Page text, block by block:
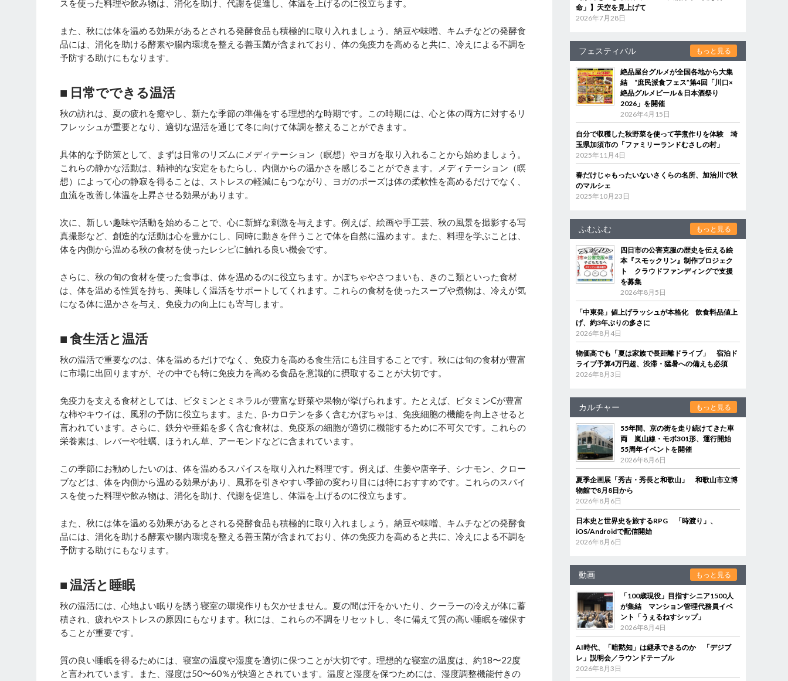
スを使った料理や飲み物は、消化を助け、代謝を促進し、体温を上げるのに役立ちます。
また、秋には体を温める効果があるとされる発酵食品も積極的に取り入れましょう。納豆や味噌、キムチなどの発酵食
品には、消化を助ける酵素や腸内環境を整える善玉菌が含まれており、体の免疫力を高めると共に、冷えによる不調を
予防する助けにもなります。
■ 日常でできる温活
秋の訪れは、夏の疲れを癒やし、新たな季節の準備をする理想的な時期です。この時期には、心と体の両方に対するリ
フレッシュが重要となり、適切な温活を通じて冬に向けて体調を整えることができます。
具体的な予防策として、まずは日常のリズムにメディテーション（瞑想）やヨガを取り入れることから始めましょう。
これらの静かな活動は、精神的な安定をもたらし、内側からの温かさを感じることができます。メディテーション（瞑
想）によって心の静寂を得ることは、ストレスの軽減にもつながり、ヨガのポーズは体の柔軟性を高めるだけでなく、
血流を改善し体温を上昇させる効果があります。
次に、新しい趣味や活動を始めることで、心に新鮮な刺激を与えます。例えば、絵画や手工芸、秋の風景を撮影する写
真撮影など、創造的な活動は心を豊かにし、同時に動きを伴うことで体を自然に温めます。また、料理を学ぶことは、
体を内側から温める秋の食材を使ったレシピに触れる良い機会です。
さらに、秋の旬の食材を使った食事は、体を温めるのに役立ちます。かぼちゃやさつまいも、きのこ類といった食材
は、体を温める性質を持ち、美味しく温活をサポートしてくれます。これらの食材を使ったスープや煮物は、冷えが気
になる体に温かさを与え、免疫力の向上にも寄与します。
■ 食生活と温活
秋の温活で重要なのは、体を温めるだけでなく、免疫力を高める食生活にも注目することです。秋には旬の食材が豊富
に市場に出回りますが、その中でも特に免疫力を高める食品を意識的に摂取することが大切です。
免疫力を支える食材としては、ビタミンとミネラルが豊富な野菜や果物が挙げられます。たとえば、ビタミンCが豊富
な柿やキウイは、風邪の予防に役立ちます。また、β-カロテンを多く含むかぼちゃは、免疫細胞の機能を向上させると
言われています。さらに、鉄分や亜鉛を多く含む食材は、免疫系の細胞が適切に機能するために不可欠です。これらの
栄養素は、レバーや牡蠣、ほうれん草、アーモンドなどに含まれています。
この季節にお勧めしたいのは、体を温めるスパイスを取り入れた料理です。例えば、生姜や唐辛子、シナモン、クロー
ブなどは、体を内側から温める効果があり、風邪を引きやすい季節の変わり目には特におすすめです。これらのスパイ
スを使った料理や飲み物は、消化を助け、代謝を促進し、体温を上げるのに役立ちます。
また、秋には体を温める効果があるとされる発酵食品も積極的に取り入れましょう。納豆や味噌、キムチなどの発酵食
品には、消化を助ける酵素や腸内環境を整える善玉菌が含まれており、体の免疫力を高めると共に、冷えによる不調を
予防する助けにもなります。
■ 温活と睡眠
秋の温活には、心地よい眠りを誘う寝室の環境作りも欠かせません。夏の間は汗をかいたり、クーラーの冷えが体に蓄
積され、疲れやストレスの原因にもなります。秋には、これらの不調をリセットし、冬に備えて質の高い睡眠を確保す
ることが重要です。
質の良い睡眠を得るためには、寝室の温度や湿度を適切に保つことが大切です。理想的な寝室の温度は、約18〜22度
と言われています。また、湿度は50〜60％が快適とされています。温度と湿度を保つためには、湿度調整機能付きの
命」】天空を見上げて
2026年7月28日
フェスティバル もっと見る
絶品屋台グルメが全国各地から大集
結 “庶民派食フェス”第4回「川口×
絶品グルメビール＆日本酒祭り
2026」を開催
2026年4月15日
自分で収穫した秋野菜を使って芋煮作りを体験 埼
玉県加須市の「ファミリーランドむさしの村」
2025年11月4日
春だけじゃもったいないさくらの名所、加治川で秋
のマルシェ
2025年10月23日
ふむふむ もっと見る
四日市の公害克服の歴史を伝える絵
本『スモックリン』制作プロジェク
ト クラウドファンディングで支援
を募集
2026年8月5日
「中東発」値上げラッシュが本格化 飲食料品値上
げ、約3年ぶりの多さに
2026年8月4日
物価高でも「夏は家族で長距離ドライブ」 宿泊ド
ライブ予算4万円超、渋滞・猛暑への備えも必須
2026年8月3日
カルチャー もっと見る
55年間、京の街を走り続けてきた車
両 嵐山線・モボ301形、運行開始
55周年イベントを開催
2026年8月6日
夏季企画展「秀吉・秀長と和歌山」 和歌山市立博
物館で8月8日から
2026年8月6日
日本史と世界史を旅するRPG 「時渡り」、
iOS/Androidで配信開始
2026年8月6日
動画 もっと見る
「100歳現役」目指すシニア1500人
が集結 マンション管理代務員イベ
ント「うぇるねすシップ」
2026年8月4日
AI時代、「暗黙知」は継承できるのか 「デジブ
レ」説明会／ラウンドテーブル
2026年8月3日